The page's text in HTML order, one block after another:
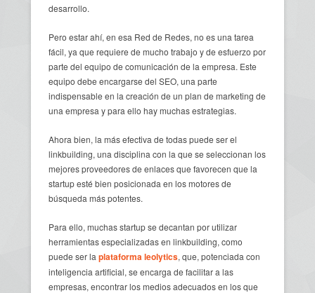
desarrollo.
Pero estar ahí, en esa Red de Redes, no es una tarea
fácil, ya que requiere de mucho trabajo y de esfuerzo por
parte del equipo de comunicación de la empresa. Este
equipo debe encargarse del SEO, una parte
indispensable en la creación de un plan de marketing de
una empresa y para ello hay muchas estrategias.
Ahora bien, la más efectiva de todas puede ser el
linkbuilding, una disciplina con la que se seleccionan los
mejores proveedores de enlaces que favorecen que la
startup esté bien posicionada en los motores de
búsqueda más potentes.
Para ello, muchas startup se decantan por utilizar
herramientas especializadas en linkbuilding, como
puede ser la plataforma leolytics, que, potenciada con
inteligencia artificial, se encarga de facilitar a las
empresas, encontrar los medios adecuados en los que